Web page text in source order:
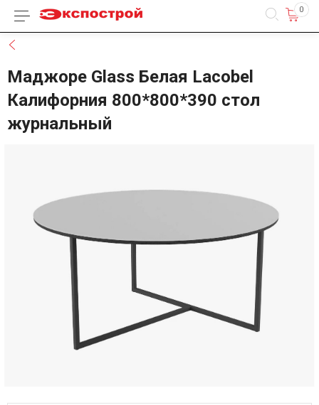
Каталог товаров 0
Маджоре Glass Белая Lacobel
Калифорния 800*800*390 стол
журнальный